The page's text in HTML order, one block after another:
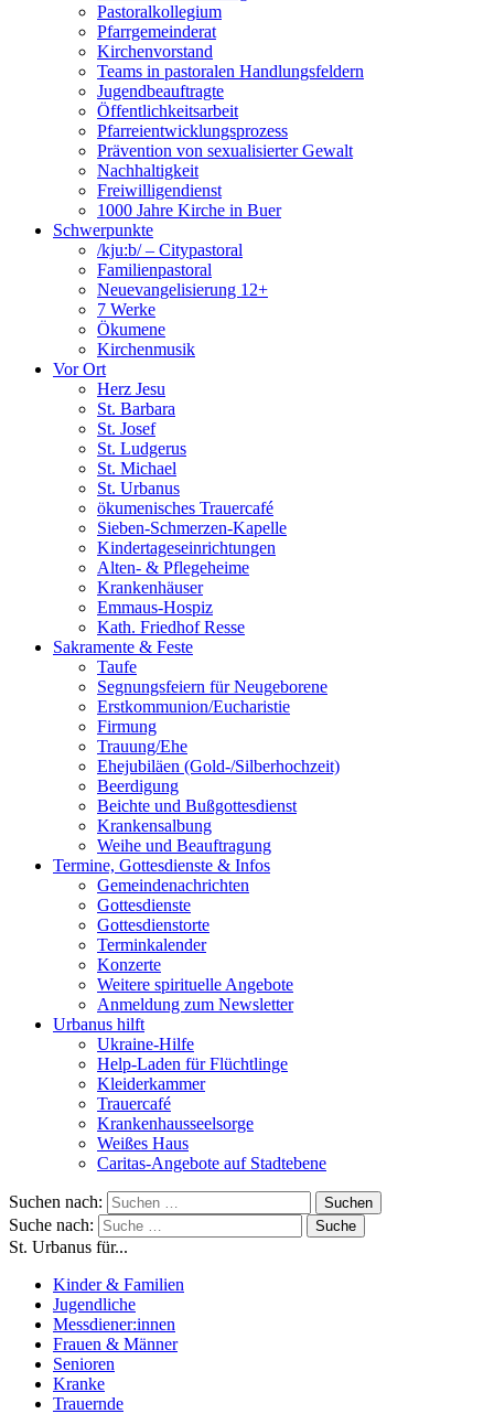
Pastoralkollegium
Pfarrgemeinderat
Kirchenvorstand
Teams in pastoralen Handlungsfeldern
Jugendbeauftragte
Öffentlichkeitsarbeit
Pfarreientwicklungsprozess
Prävention von sexualisierter Gewalt
Nachhaltigkeit
Freiwilligendienst
1000 Jahre Kirche in Buer
Schwerpunkte
/kju:b/ – Citypastoral
Familienpastoral
Neuevangelisierung 12+
7 Werke
Ökumene
Kirchenmusik
Vor Ort
Herz Jesu
St. Barbara
St. Josef
St. Ludgerus
St. Michael
St. Urbanus
ökumenisches Trauercafé
Sieben-Schmerzen-Kapelle
Kindertageseinrichtungen
Alten- & Pflegeheime
Krankenhäuser
Emmaus-Hospiz
Kath. Friedhof Resse
Sakramente & Feste
Taufe
Segnungsfeiern für Neugeborene
Erstkommunion/Eucharistie
Firmung
Trauung/Ehe
Ehejubiläen (Gold-/Silberhochzeit)
Beerdigung
Beichte und Bußgottesdienst
Krankensalbung
Weihe und Beauftragung
Termine, Gottesdienste & Infos
Gemeindenachrichten
Gottesdienste
Gottesdienstorte
Terminkalender
Konzerte
Weitere spirituelle Angebote
Anmeldung zum Newsletter
Urbanus hilft
Ukraine-Hilfe
Help-Laden für Flüchtlinge
Kleiderkammer
Trauercafé
Krankenhausseelsorge
Weißes Haus
Caritas-Angebote auf Stadtebene
Suchen nach:
Suche nach:
St. Urbanus für...
Kinder & Familien
Jugendliche
Messdiener:innen
Frauen & Männer
Senioren
Kranke
Trauernde